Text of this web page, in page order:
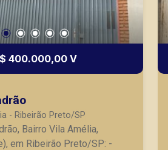
400.000,00 V
- Ribeirão Preto/SP
Bairro Vila Amélia,
em Ribeirão Preto/SP: -